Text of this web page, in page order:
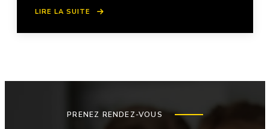
LIRE LA SUITE
PRENEZ RENDEZ-VOUS